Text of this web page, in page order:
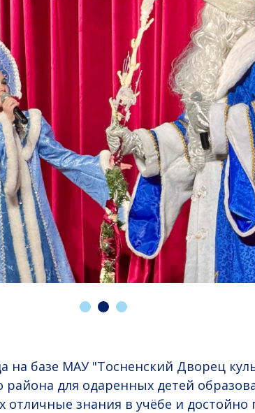
на базе МАУ "Тосненский Дворец
района для одаренных детей
отличные знания в учёбе и достойно